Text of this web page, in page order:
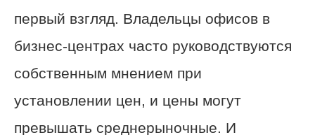
первый взгляд. Владельцы офисов в
бизнес-центрах часто руководствуются
собственным мнением при
установлении цен, и цены могут
превышать среднерыночные. И